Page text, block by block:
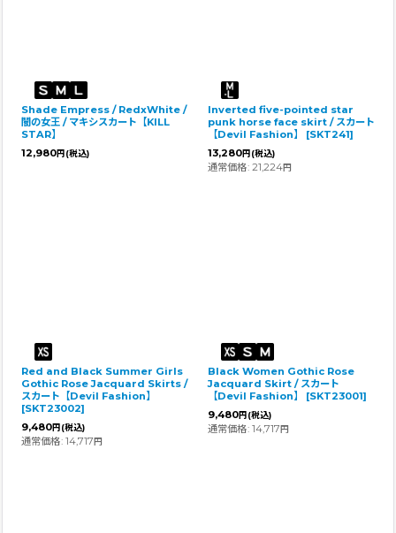
Shade Empress / RedxWhite /
闇の女王 / マキシスカート【KILL
STAR】
12,980円 (税込)
Inverted five-pointed star
punk horse face skirt / スカート
【Devil Fashion】
[SKT241]
13,280円 (税込)
通常価格: 21,224円
Red and Black Summer Girls
Gothic Rose Jacquard Skirts /
スカート【Devil Fashion】
[SKT23002]
9,480円 (税込)
通常価格: 14,717円
Black Women Gothic Rose
Jacquard Skirt / スカート
【Devil Fashion】
[SKT23001]
9,480円 (税込)
通常価格: 14,717円